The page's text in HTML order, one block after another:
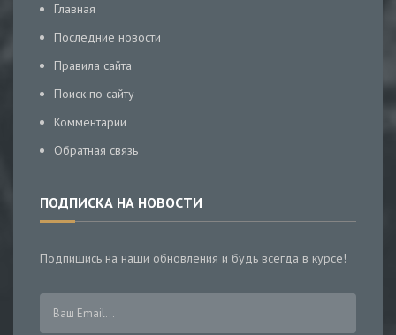
Главная
Последние новости
Правила сайта
Поиск по сайту
Комментарии
Обратная связь
ПОДПИСКА НА НОВОСТИ
Подпишись на наши обновления и будь всегда в курсе!